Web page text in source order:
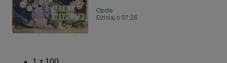
Opole
Dzisiaj o 07:28